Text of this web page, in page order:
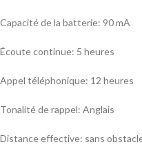
Capacité de la batterie: 90 mA
Écoute continue: 5 heures
Appel téléphonique: 12 heures
Tonalité de rappel: Anglais
Distance effective: sans